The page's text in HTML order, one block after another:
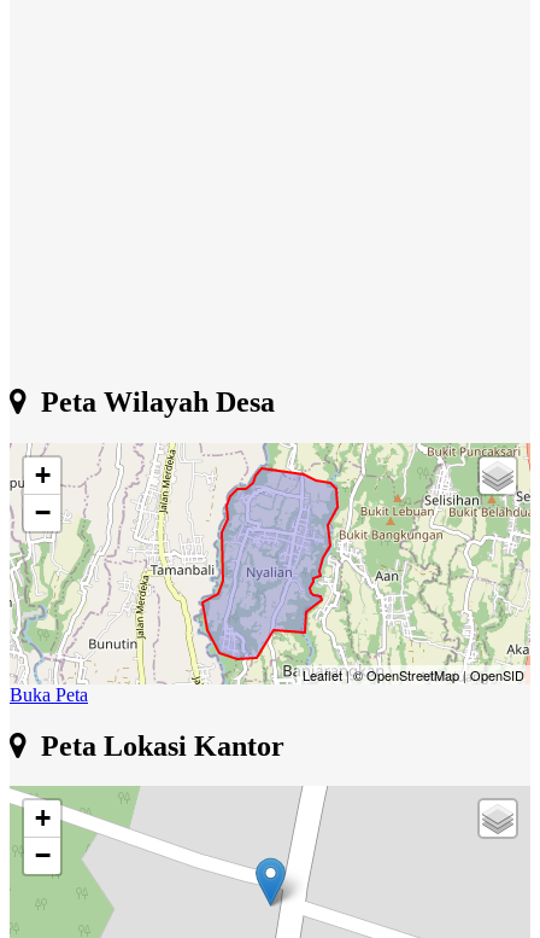
Peta Wilayah Desa
+
−
Leaflet|© OpenStreetMap|OpenSID
Buka Peta
Peta Lokasi Kantor
+
−